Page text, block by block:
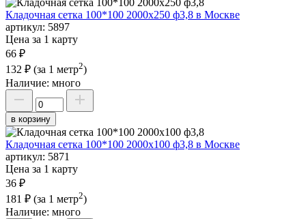
Кладочная сетка 100*100 2000х250 ф3,8 в Москве
артикул: 5897
Цена за 1 карту
66 ₽
132 ₽ (за 1 метр2)
Наличие: много
в корзину
Кладочная сетка 100*100 2000х100 ф3,8 в Москве
артикул: 5871
Цена за 1 карту
36 ₽
181 ₽ (за 1 метр2)
Наличие: много